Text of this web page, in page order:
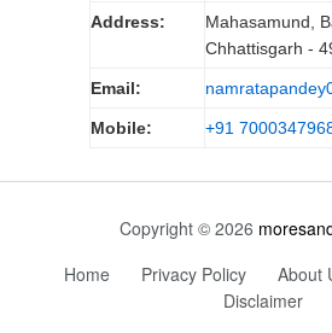
Address:
Mahasamund,
Chhattisgarh -
Email:
Mobile: +91
Copyright © 2026
Home
Privacy Policy About
Disclaimer